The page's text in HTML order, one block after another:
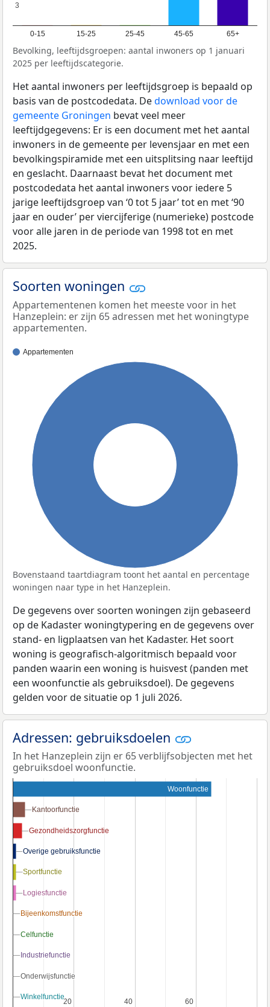
0-15 15-25 25-45 45-65 65+
3
3
Bevolking, leeftijdsgroepen: aantal inwoners op 1 januari
2025 per leeftijdscategorie.
Het aantal inwoners per leeftijdsgroep is bepaald op
basis van de postcodedata. Dedownload voor de
gemeente Groningen bevat veel meer
leeftijdgegevens: Er is een document met het aantal
inwoners in de gemeente per levensjaar en met een
bevolkingspiramide met een uitsplitsing naar leeftijd
en geslacht. Daarnaast bevat het document met
postcodedata het aantal inwoners voor iedere 5
jarige leeftijdsgroep van ‘0 tot 5 jaar’ tot en met ‘90
jaar en ouder’ per viercijferige (numerieke) postcode
voor alle jaren in de periode van 1998 tot en met
2025.
Soorten woningen
Appartementenen komen het meeste voor in het
Hanzeplein: er zijn 65 adressen met het woningtype
appartementen.
Appartementen
Bovenstaand taartdiagram toont het aantal en percentage
woningen naar type in het Hanzeplein.
De gegevens over soorten woningen zijn gebaseerd
op de Kadaster woningtypering en de gegevens over
stand- en ligplaatsen van het Kadaster. Het soort
woning is geografisch-algoritmisch bepaald voor
panden waarin een woning is huisvest (panden met
een woonfunctie als gebruiksdoel). De gegevens
gelden voor de situatie op 1 juli 2026.
Adressen: gebruiksdoelen
In het Hanzeplein zijn er 65 verblijfsobjecten met het
gebruiksdoel woonfunctie.
20
20 40
40 60
60
Woonfunctie
Kantoorfunctie
Kantoorfunctie
Gezondheidszorgfunctie
Gezondheidszorgfunctie
Overige gebruiksfunctie
Overige gebruiksfunctie
Sportfunctie
Sportfunctie
Logiesfunctie
Logiesfunctie
Bijeenkomstfunctie
Bijeenkomstfunctie
Celfunctie
Celfunctie
Industriefunctie
Industriefunctie
Onderwijsfunctie
Onderwijsfunctie
Winkelfunctie
Winkelfunctie